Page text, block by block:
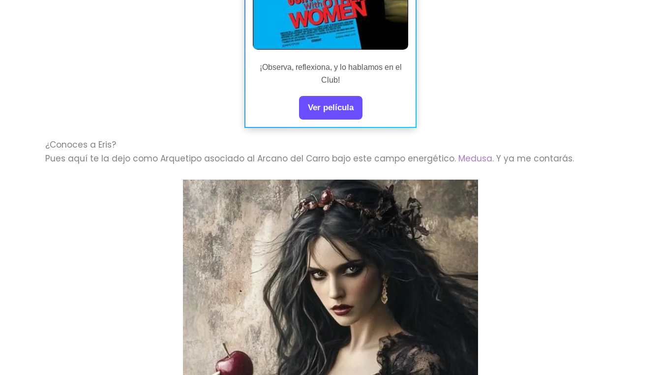
¡Observa, reflexiona, y lo hablamos en el
Club!
Ver película
¿Conoces a Eris?
Pues aquí te la dejo como Arquetipo asociado al Arcano del Carro bajo este campo energético. Medusa. Y ya me contarás.